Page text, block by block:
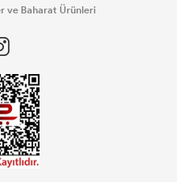
ve Baharat Ürünleri